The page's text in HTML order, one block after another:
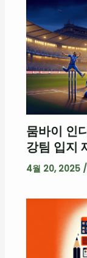
뭄바이 인
강팀 입지
4월 20, 2025 /